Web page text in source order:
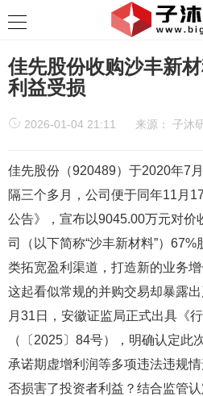
佳先股份收购沙丰新
利益受损
2026-01-04 21:11 来源： 子沐
佳先股份（920489）于2020年7
隔三个多月，公司便于同年11月
公告》，宣布以9045.00万元对价
司（以下简称“沙丰新材料”）
类拓宽盈利渠道，打造新的业务
这起看似常规的并购交易却暴露
月31日，安徽证监局正式出具《
（〔2025〕84号），明确认定此
承诺期虚增利润等多项违法违规
否损害了投资者利益？结合监管